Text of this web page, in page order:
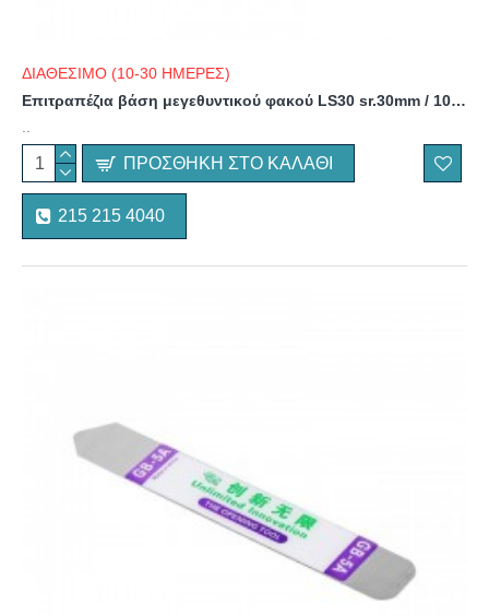
ΔΙΑΘΕΣΙΜΟ (10-30 ΗΜΕΡΕΣ)
Επιτραπέζια βάση μεγεθυντικού φακού LS30 sr.30mm / 10D (x3.5)
ΠΡΟΣΘΉΚΗ ΣΤΟ ΚΑΛΆΘΙ
215 215 4040